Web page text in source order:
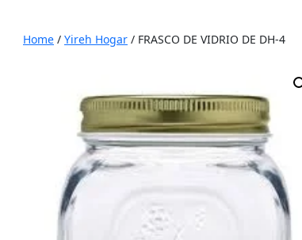
Home / Yireh Hogar / FRASCO DE VIDRIO DE DH-4